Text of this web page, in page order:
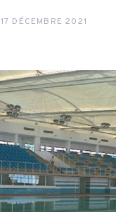
17 DÉCEMBRE 2021